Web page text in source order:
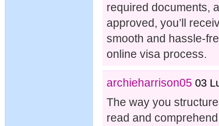
required documents,
approved, you’ll
smooth and hassle-
online visa process.
archieharrison05 03
The way you
read and